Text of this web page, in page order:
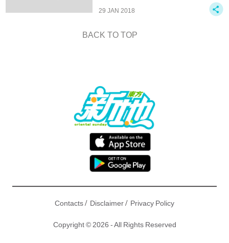
29 JAN 2018
BACK TO TOP
Contacts/ Disclaimer/ Privacy Policy
Copyright © 2026 - All Rights Reserved